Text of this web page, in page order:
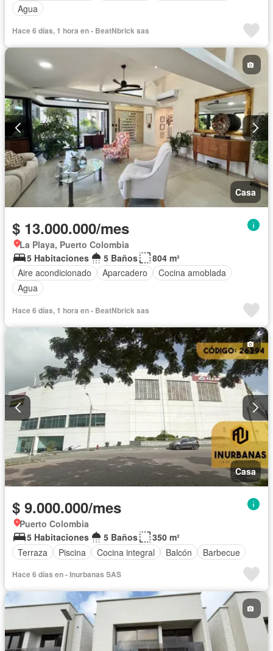
Agua
Hace 6 días, 1 hora en - BeatNbrick sas
Casa
$ 13.000.000/mes
La Playa, Puerto Colombia
5 Habitaciones
5 Baños
804 m²
Aire acondicionado
Aparcadero
Cocina amoblada
Agua
Hace 6 días, 1 hora en - BeatNbrick sas
Casa
$ 9.000.000/mes
Puerto Colombia
5 Habitaciones
5 Baños
350 m²
Terraza
Piscina Cocina integral Balcón Barbecue
Hace 6 días en - Inurbanas SAS